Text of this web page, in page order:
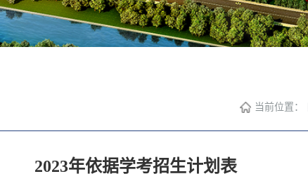
当前位置：
2023年依据学考招生计划表